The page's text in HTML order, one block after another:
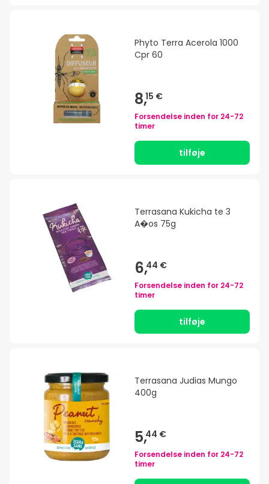
Phyto Terra Acerola 1000
Cpr 60
8,15 €
Forsendelse inden for 24-72
timer
tilføje
Terrasana Kukicha te 3
A�os 75g
6,44 €
Forsendelse inden for 24-72
timer
tilføje
Terrasana Judias Mungo
400g
5,44 €
Forsendelse inden for 24-72
timer